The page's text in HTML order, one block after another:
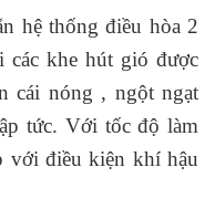
hệ thống điều hòa 2
các khe hút gió được
cái nóng , ngột ngạt
tức. Với tốc độ làm
với điều kiện khí hậu